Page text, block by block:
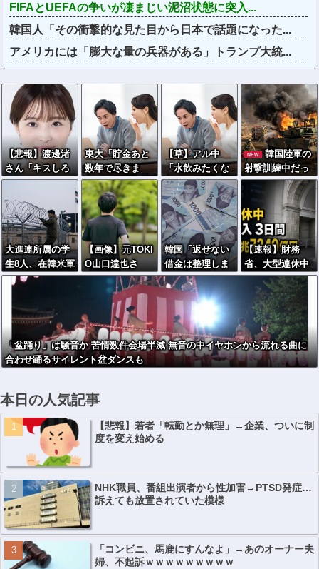
FIFAとUEFAの争いが凄まじい泥沼状態に突入...
韓国人「その衝撃的な見た目から日本で話題になった...
アメリカには「膨大な量の兵器がある」トランプ大統...
【悲報】渡邊渚
さん「キスしろ
よ」のヤジでPT
に逆戻り
東大「貯金あと
数年で尽きま
す」→研究者削
減へ…
【草】アル中
「水飲みたくな
い！」 グラス
「はい転倒」
NEW
韓国陸軍の
射撃訓練中だっ
たK1E1戦車で火
災、乗員は避
難…エンジンル
ーム付近から出
火！
大進連所属の学
生8人、在韓米軍
平沢基地に無断
り身柄拘束！
【画像】元TOKI
O山口達也さ
ん、家賃3万400
0円の湘南の家か
らYouTube更
新。激痩せした
現在の姿がこち
ら…
韓国「返せない
借金は整理しま
す」→延滞者、
なぜか増え続け
【速報】財務
省、大型連休中
の為替介入日数
は3日間＝総額1
1兆7349億円
「盆踊り」は騒音か 苦情数件会場半減 無音の中イヤホンから流れる曲に
合わせ踊るサイレント盆ダンスも
本日の人気記事
【悲報】若者「転勤とか無理」→企業、ついに制
度を変え始める
NHK職員、番組出演者から性加害→PTSD発症…
訴えても放置されていた模様
「コンビニ、馬鹿にすんなよ」→あのオーナー夫
婦、不起訴ｗｗｗｗｗｗｗｗｗ